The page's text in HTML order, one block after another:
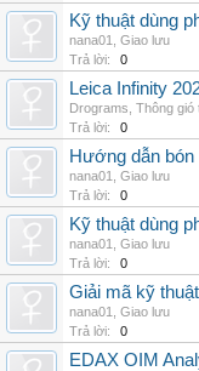
Kỹ thuật dùng
nana01
Giao lưu
Trả lời:
0
Leica Infinity
Drograms Thông gió
Trả lời:
0
Hướng dẫn
nana01
Giao lưu
Trả lời:
0
Kỹ thuật dùng
nana01
Giao lưu
Trả lời:
0
Giải mã kỹ
nana01
Giao lưu
Trả lời:
0
EDAX OIM